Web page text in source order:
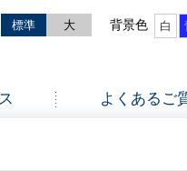
標準 大 白
よくあるご